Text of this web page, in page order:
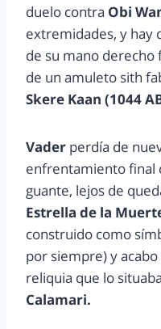
duelo contra Obi
extremidades, y hay
de su mano
de un amuleto sith
Skere Kaan (1044
Vader perdía de
enfrentamiento final
guante, lejos de
Estrella de la
construido como
por siempre) y
reliquia que lo
Calamari.